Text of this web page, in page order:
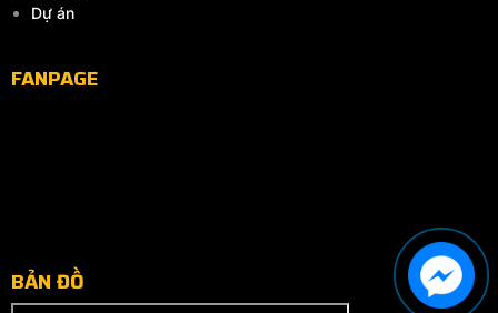
Dự án
FANPAGE
BẢN ĐỒ